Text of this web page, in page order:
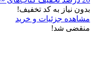
بدون نیاز به کد تخفیف!
مشاهده جزئیات و خرید
منقضی شد!